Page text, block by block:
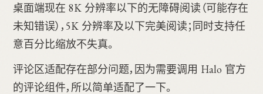
桌面端现在 8K 分辨率以下的无障碍阅读（可能存在
未知错误），5K 分辨率及以下完美阅读；同时支持任
意百分比缩放不失真。
评论区适配存在部分问题，因为需要调用 Halo 官方
的评论组件，所以简单适配了一下。